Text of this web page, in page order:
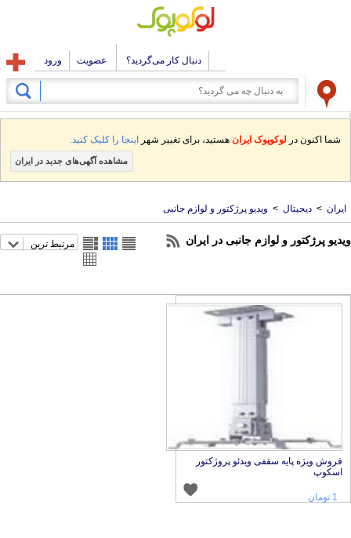
دنبال کار می‌گردید؟ عضویت ورود
شما اکنون در لوکوپوک ایران هستید، برای تغییر شهر اینجا را کلیک کنید.
مشاهده آگهی‌های جدید در ایران
ایران > دیجیتال > ویدیو پرژکتور و لوازم جانبی
ویدیو پرژکتور و لوازم جانبی در ایران مرتبط ترین
فروش ویژه پایه سقفی ویدئو پروژکتور
اسکوپ
1 تومان